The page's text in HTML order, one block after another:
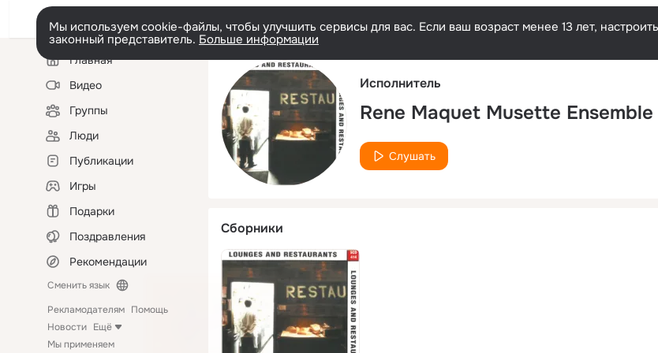
Мы используем cookie-файлы, чтобы улучшить сервисы для вас. Если ваш возраст менее 13 лет,
законный представитель. Больше информации
Левая
колонкаГлавная
Видео
Группы
Люди
Публикации
Игры
Подарки
Поздравления
Рекомендации
Сменить язык
Рекламодателям Помощь
Новости Ещё
Мы применяем
Исполнитель
Rene Maquet Musette Ensemble
Слушать
Сборники